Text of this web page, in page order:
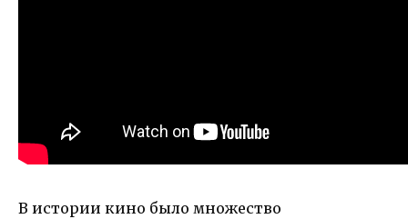
В истории кино было множество